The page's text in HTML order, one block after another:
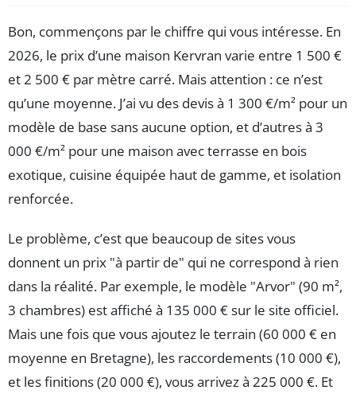
Bon, commençons par le chiffre qui vous intéresse. En
2026, le prix d’une maison Kervran varie entre 1 500 €
et 2 500 € par mètre carré. Mais attention : ce n’est
qu’une moyenne. J’ai vu des devis à 1 300 €/m² pour un
modèle de base sans aucune option, et d’autres à 3
000 €/m² pour une maison avec terrasse en bois
exotique, cuisine équipée haut de gamme, et isolation
renforcée.
Le problème, c’est que beaucoup de sites vous
donnent un prix "à partir de" qui ne correspond à rien
dans la réalité. Par exemple, le modèle "Arvor" (90 m²,
3 chambres) est affiché à 135 000 € sur le site officiel.
Mais une fois que vous ajoutez le terrain (60 000 € en
moyenne en Bretagne), les raccordements (10 000 €),
et les finitions (20 000 €), vous arrivez à 225 000 €. Et